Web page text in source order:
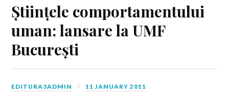
Științele comportamentului
uman: lansare la UMF
București
EDITURA3ADMIN 11 JANUARY 2011